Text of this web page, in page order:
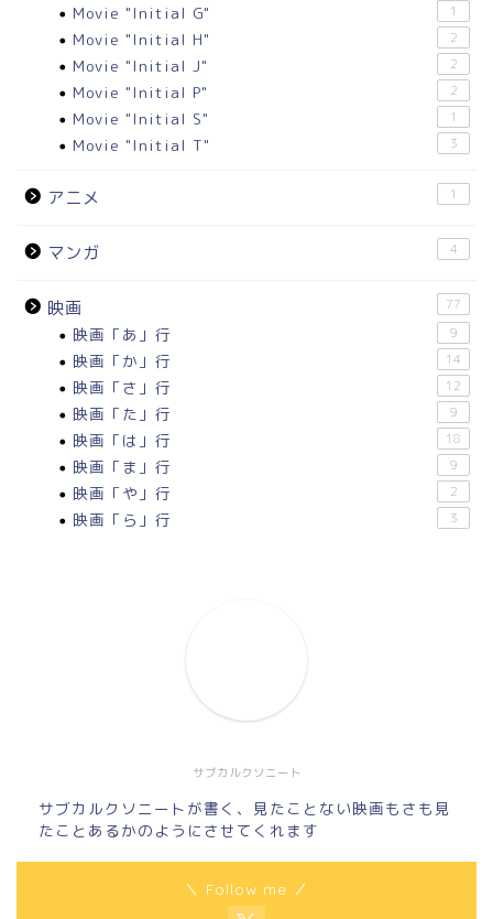
Movie "Initial G" 1
Movie "Initial H" 2
Movie "Initial J" 2
Movie "Initial P" 2
Movie "Initial S" 1
Movie "Initial T" 3
アニメ 1
マンガ 4
映画 77
映画「あ」行 9
映画「か」行 14
映画「さ」行 12
映画「た」行 9
映画「は」行 18
映画「ま」行 9
映画「や」行 2
映画「ら」行 3
サブカルクソニート
サブカルクソニートが書く、見たことない映画もさも見
たことあるかのようにさせてくれます
＼ Follow me ／